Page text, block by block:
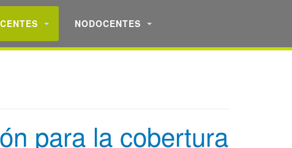
NODOCENTES
para la cobertura